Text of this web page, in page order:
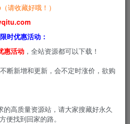
缩和水印，原图无压缩，无本站水
请收藏好哦！）
时优惠活动：
惠活动 ，全站资源都可以下载！
断新增和更新，会不定时涨价，欲购
高质量资源站，请大家搜藏好永久
便找到回家的路。